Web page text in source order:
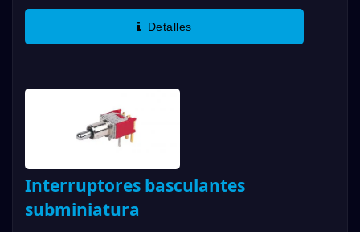
Estándares IP67 Y Tienen Una Clasificación
Detalles
Interruptores basculantes
subminiatura